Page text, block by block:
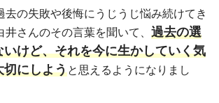
去の失敗や後悔にうじうじ悩み続けてき
さんのその言葉を聞いて、 過去の選
けど、それを今に生かしていく気
切にしようと思えるようになりまし